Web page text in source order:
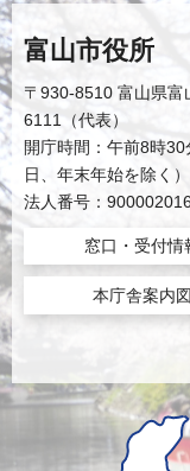
富山市役所
〒930-8510 富山県
6111（代表）
開庁時間：午前8時
日、年末年始を除く）
法人番号：
窓口・受付情
本庁舎案内図